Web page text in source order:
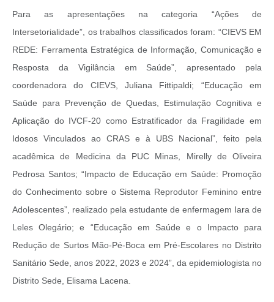
Para as apresentações na categoria “Ações de
Intersetorialidade”, os trabalhos classificados foram: “CIEVS EM
REDE: Ferramenta Estratégica de Informação, Comunicação e
Resposta da Vigilância em Saúde”, apresentado pela
coordenadora do CIEVS, Juliana Fittipaldi; “Educação em
Saúde para Prevenção de Quedas, Estimulação Cognitiva e
Aplicação do IVCF-20 como Estratificador da Fragilidade em
Idosos Vinculados ao CRAS e à UBS Nacional”, feito pela
acadêmica de Medicina da PUC Minas, Mirelly de Oliveira
Pedrosa Santos; “Impacto de Educação em Saúde: Promoção
do Conhecimento sobre o Sistema Reprodutor Feminino entre
Adolescentes”, realizado pela estudante de enfermagem Iara de
Leles Olegário; e “Educação em Saúde e o Impacto para
Redução de Surtos Mão-Pé-Boca em Pré-Escolares no Distrito
Sanitário Sede, anos 2022, 2023 e 2024”, da epidemiologista no
Distrito Sede, Elisama Lacena.